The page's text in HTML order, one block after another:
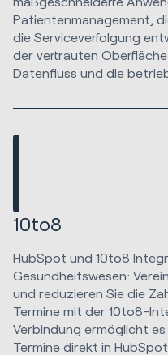
Patientenmanagement,
die Serviceverfolgung
der vertrauten
Datenfluss und die
10to8
HubSpot und 10to8
Gesundheitswesen:
und reduzieren Sie die
Termine mit der 10to8-
Verbindung ermöglicht
Termine direkt in